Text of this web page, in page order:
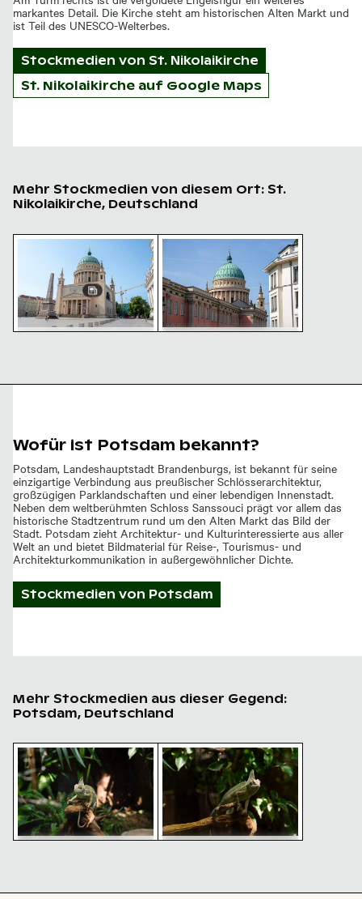
markantes Detail. Die Kirche steht am historischen Alten Markt und
ist Teil des UNESCO-Welterbes.
Stockmedien von St. Nikolaikirche
St. Nikolaikirche auf Google Maps
Mehr Stockmedien von diesem Ort: St.
Nikolaikirche, Deutschland
Detailansicht der Kuppel und des Kreuzes der St.
Detailansicht der Kuppel und
Wofür ist Potsdam bekannt?
Potsdam, Landeshauptstadt Brandenburgs, ist bekannt für seine
einzigartige Verbindung aus preußischer Schlösserarchitektur,
großzügigen Parklandschaften und einer lebendigen Innenstadt.
Neben dem weltberühmten Schloss Sanssouci prägt vor allem das
historische Stadtzentrum rund um den Alten Markt das Bild der
Stadt. Potsdam zieht Architektur- und Kulturinteressierte aus aller
Welt an und bietet Bildmaterial für Reise-, Tourismus- und
Architekturkommunikation in außergewöhnlicher Dichte.
Stockmedien von Potsdam
Mehr Stockmedien aus dieser Gegend:
Potsdam, Deutschland
Jemenchamäleon in natürlichem Lebensraum in der
Jemenchamäleon in der